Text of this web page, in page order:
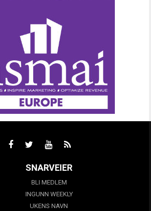
SNARVEIER
BLI MEDLEM
INGUNN WEEKLY
UKENS NAVN